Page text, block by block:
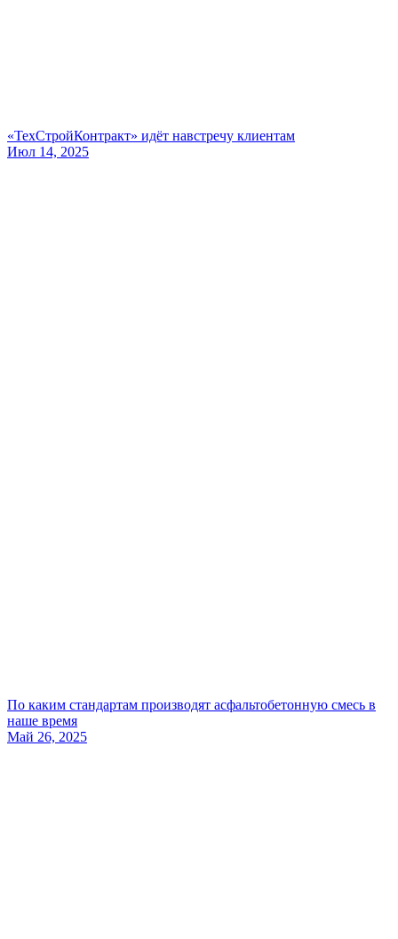
«ТехСтройКонтракт» идёт навстречу клиентам
Июл 14, 2025
По каким стандартам производят асфальтобетонную смесь в
наше время
Май 26, 2025